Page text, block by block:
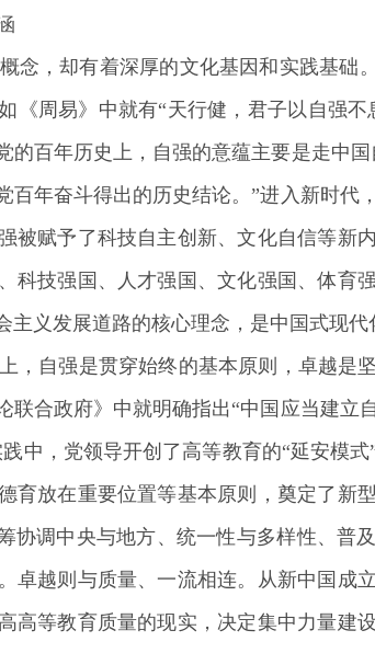
念，却有着深厚的文化基因和实践基础
《周易》中就有“天行健，君子以自强
的百年历史上，自强的意蕴主要是走中
百年奋斗得出的历史结论。”进入新时代
被赋予了科技自主创新、文化自信等新
科技强国、人才强国、文化强国、体育
义发展道路的核心理念，是中国式现代
，自强是贯穿始终的基本原则，卓越是
联合政府》中就明确指出“中国应当建立
中，党领导开创了高等教育的“延安模
育放在重要位置等基本原则，奠定了新
协调中央与地方、统一性与多样性、普
卓越则与质量、一流相连。从新中国成
高等教育质量的现实，决定集中力量建